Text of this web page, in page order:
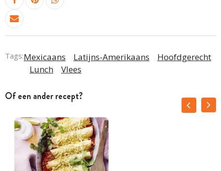
Tags:Mexicaans Latijns-Amerikaans
Hoofdgerecht
Lunch
Vlees
Of een ander recept?